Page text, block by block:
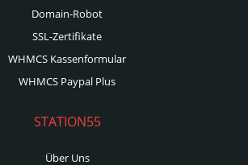
Domain-Robot
SSL-Zertifikate
WHMCS Kassenformular
WHMCS Paypal Plus
STATION55
Über Uns